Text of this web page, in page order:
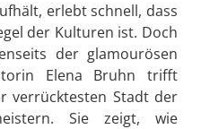
erlebt schnell, dass
der Kulturen ist. Doch
der glamourösen
Elena Bruhn trifft
verrücktesten Stadt der
Sie zeigt, wie